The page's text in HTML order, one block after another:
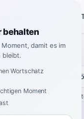
Spanische
behalten
damit es im
bleibt.
Wortschatz
Moment